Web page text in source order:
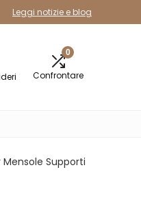
Leggi notizie e blog
0
Confrontare
Supporti